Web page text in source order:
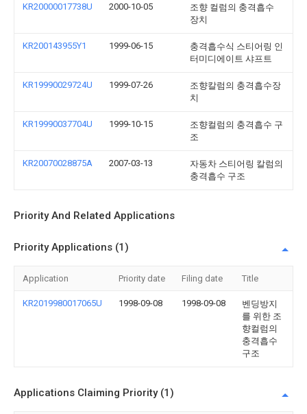
KR20000017738U 2000-10-05
조향 컬럼의 충격흡수
장치
KR200143955Y1 1999-06-15
충격흡수식 스티어링 인
터미디에이트 샤프트
KR19990029724U 1999-07-26
조향칼럼의 충격흡수장
치
KR19990037704U 1999-10-15
조향컬럼의 충격흡수 구
조
KR20070028875A 2007-03-13
자동차 스티어링 칼럼의
충격흡수 구조
Priority And Related Applications
Priority Applications (1)
Application Priority date Filing date Title
KR2019980017065U 1998-09-08 1998-09-08
벤딩방지
를 위한 조
향컬럼의
충격흡수
구조
Applications Claiming Priority (1)